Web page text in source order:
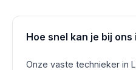
Hoe snel kan je bij ons
Onze vaste technieker in